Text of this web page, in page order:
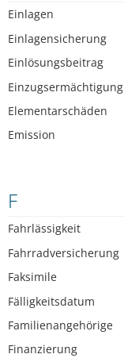
Einlagen
Einlagensicherung
Einlösungsbeitrag
Einzugsermächtigung
Elementarschäden
Emission
F
Fahrlässigkeit
Fahrradversicherung
Faksimile
Fälligkeitsdatum
Familienangehörige
Finanzierung